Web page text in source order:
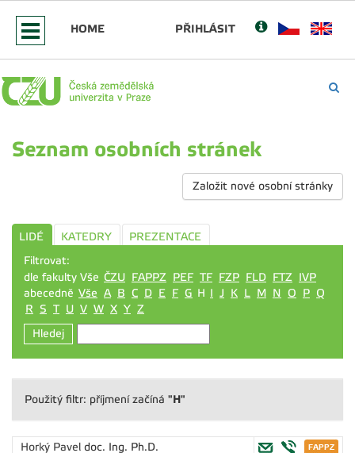
HOME PŘIHLÁSIT
Seznam osobních stránek
Založit nové osobní stránky
LIDÉ KATEDRY
PREZENTACE
Filtrovat:
dle fakulty Vše ČZU FAPPZ PEF TF FZP FLD FTZ IVP
abecedně Vše A B C D E F G H I J K L M N O P Q
R S T U V W X Y Z
Hledej
Použitý filtr: příjmení začíná "H"
Horký Pavel doc. Ing. Ph.D.